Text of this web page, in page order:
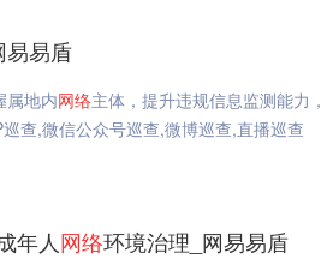
易易盾
属地内网络主体，提升违规信息监测能力
查,微信公众号巡查,微博巡查,直播巡查
年人网络环境治理_网易易盾